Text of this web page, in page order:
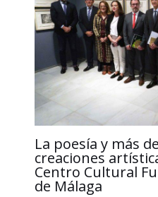
La poesía y más
creaciones
Centro Cultural
de Málaga